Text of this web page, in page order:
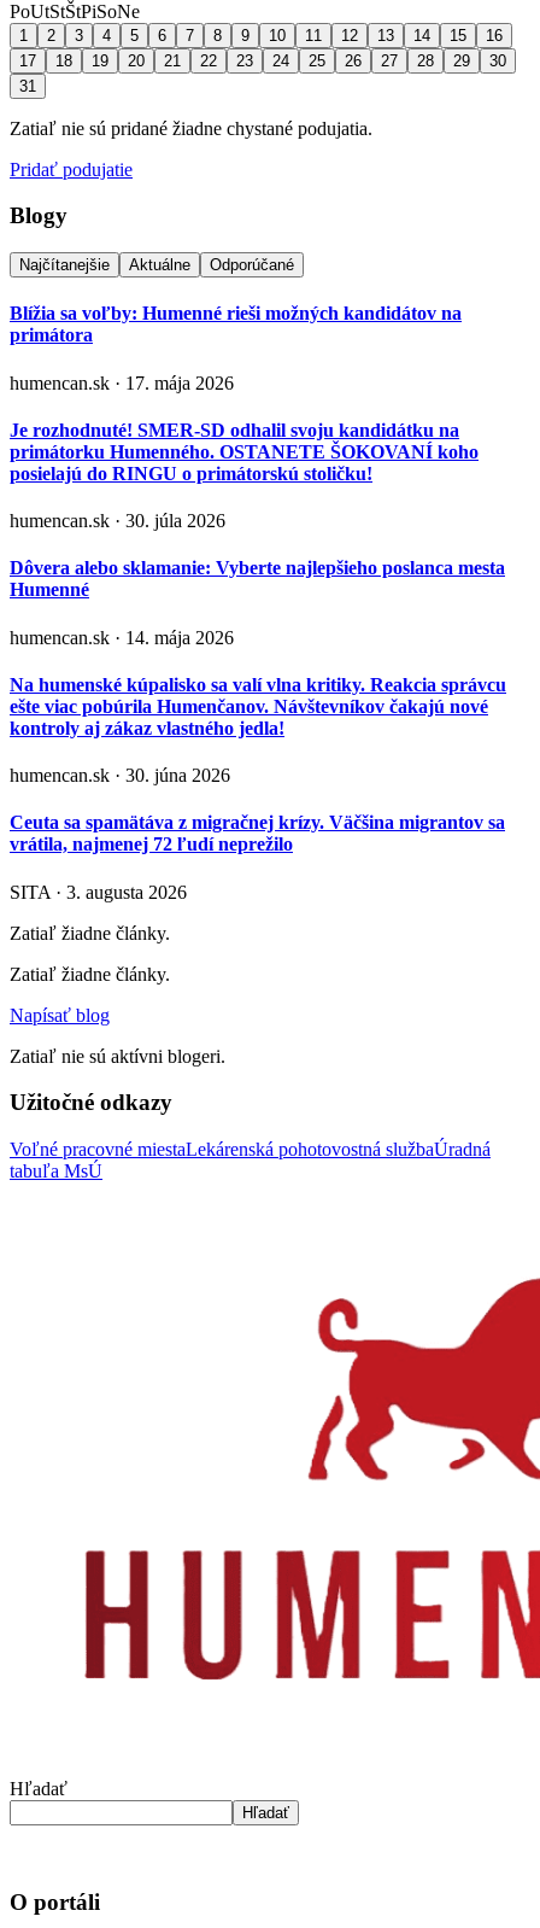
PoUtStŠtPiSoNe
1 2 3 4 5 6 7 8 9 10 11 12 13 14 15
16
17
18 19 20 21 22 23 24 25 26 27 28 29
30
31
Zatiaľ nie sú pridané žiadne chystané podujatia.
Pridať podujatie
Blogy
Najčítanejšie Aktuálne Odporúčané
Blížia sa voľby: Humenné rieši možných kandidátov na
primátora
humencan.sk · 17. mája 2026
Je rozhodnuté! SMER-SD odhalil svoju kandidátku na
primátorku Humenného. OSTANETE ŠOKOVANÍ koho
posielajú do RINGU o primátorskú stoličku!
humencan.sk · 30. júla 2026
Dôvera alebo sklamanie: Vyberte najlepšieho poslanca mesta
Humenné
humencan.sk · 14. mája 2026
Na humenské kúpalisko sa valí vlna kritiky. Reakcia správcu
ešte viac pobúrila Humenčanov. Návštevníkov čakajú nové
kontroly aj zákaz vlastného jedla!
humencan.sk · 30. júna 2026
Ceuta sa spamätáva z migračnej krízy. Väčšina migrantov sa
vrátila, najmenej 72 ľudí neprežilo
SITA · 3. augusta 2026
Zatiaľ žiadne články.
Zatiaľ žiadne články.
Napísať blog
Zatiaľ nie sú aktívni blogeri.
Užitočné odkazy
Voľné pracovné miestaLekárenská pohotovostná službaÚradná
tabuľa MsÚ
Hľadať
Hľadať
O portáli